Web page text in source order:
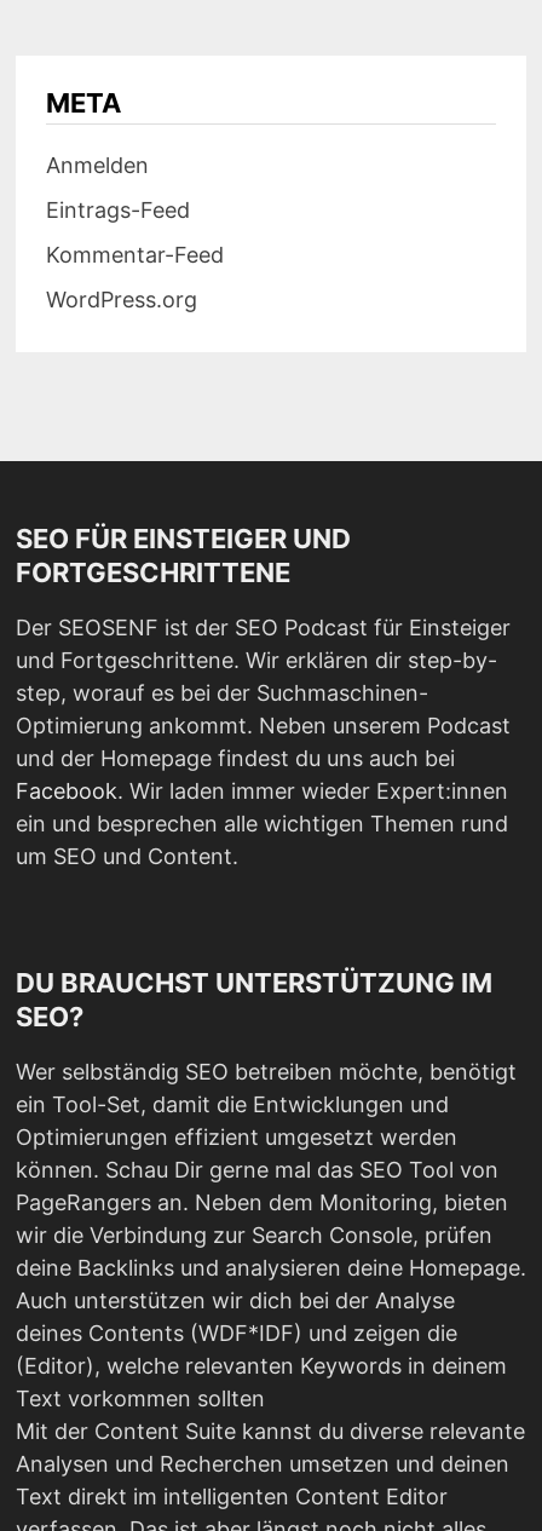
META
Anmelden
Eintrags-Feed
Kommentar-Feed
WordPress.org
SEO FÜR EINSTEIGER UND
FORTGESCHRITTENE
Der SEOSENF ist der SEO Podcast für Einsteiger
und Fortgeschrittene. Wir erklären dir step-by-
step, worauf es bei der Suchmaschinen-
Optimierung ankommt. Neben unserem Podcast
und der Homepage findest du uns auch bei
Facebook. Wir laden immer wieder Expert:innen
ein und besprechen alle wichtigen Themen rund
um SEO und Content.
DU BRAUCHST UNTERSTÜTZUNG IM
SEO?
Wer selbständig SEO betreiben möchte, benötigt
ein Tool-Set, damit die Entwicklungen und
Optimierungen effizient umgesetzt werden
können. Schau Dir gerne mal das SEO Tool von
PageRangers an. Neben dem Monitoring, bieten
wir die Verbindung zur Search Console, prüfen
deine Backlinks und analysieren deine Homepage.
Auch unterstützen wir dich bei der Analyse
deines Contents (WDF*IDF) und zeigen die
(Editor), welche relevanten Keywords in deinem
Text vorkommen sollten
Mit der Content Suite kannst du diverse relevante
Analysen und Recherchen umsetzen und deinen
Text direkt im intelligenten Content Editor